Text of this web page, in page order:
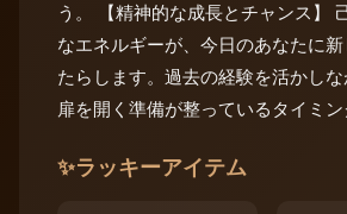
う。 【精神的な成長とチャンス】
なエネルギーが、今日のあなたに
たらします。過去の経験を活かし
扉を開く準備が整っているタイミン
✨ラッキーアイテム